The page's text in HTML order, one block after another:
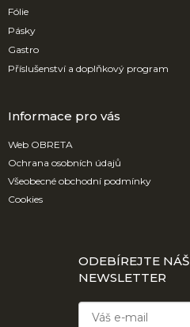
Fólie
Pásky
Gastro
Příslušenství a doplňkový program
Informace pro vás
Web OBRETA
Ochrana osobních údajů
Všeobecné obchodní podmínky
Cookies
ODEBÍREJTE NÁŠ
NEWSLETTER